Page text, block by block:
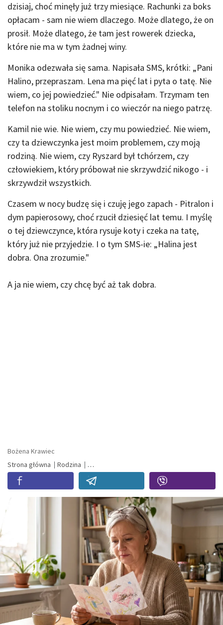
dzisiaj, choć minęły już trzy miesiące. Rachunki za boks
opłacam - sam nie wiem dlaczego. Może dlatego, że on
prosił. Może dlatego, że tam jest rowerek dziecka,
które nie ma w tym żadnej winy.
Monika odezwała się sama. Napisała SMS, krótki: „Pani
Halino, przepraszam. Lena ma pięć lat i pyta o tatę. Nie
wiem, co jej powiedzieć." Nie odpisałam. Trzymam ten
telefon na stoliku nocnym i co wieczór na niego patrzę.
Kamil nie wie. Nie wiem, czy mu powiedzieć. Nie wiem,
czy ta dziewczynka jest moim problemem, czy moją
rodziną. Nie wiem, czy Ryszard był tchórzem, czy
człowiekiem, który próbował nie skrzywdzić nikogo - i
skrzywdził wszystkich.
Czasem w nocy budzę się i czuję jego zapach - Pitralon i
dym papierosowy, choć rzucił dziesięć lat temu. I myślę
o tej dziewczynce, która rysuje koty i czeka na tatę,
który już nie przyjedzie. I o tym SMS-ie: „Halina jest
dobra. Ona zrozumie."
A ja nie wiem, czy chcę być aż tak dobra.
Bożena Krawiec
Strona główna
Rodzina